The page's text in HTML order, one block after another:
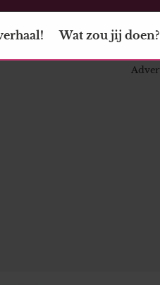
Wat zou jij doen?